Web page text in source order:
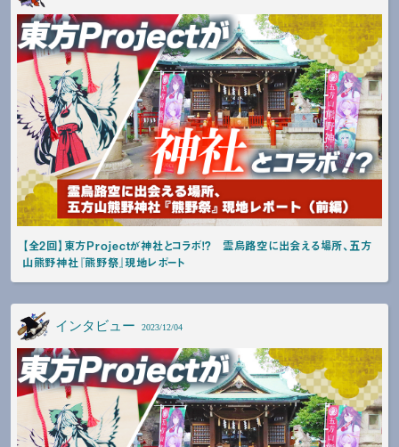
【全2回】東方Projectが神社とコラボ！？ 霊烏路空に出会える場所、五方
山熊野神社『熊野祭』現地レポート
インタビュー 2023/12/04